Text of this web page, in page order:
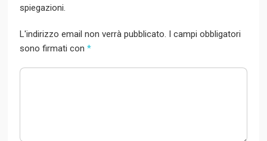
spiegazioni.
L'indirizzo email non verrà pubblicato. I campi obbligatori
sono firmati con*